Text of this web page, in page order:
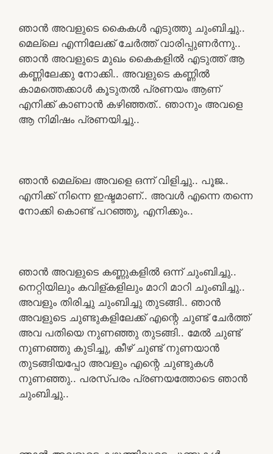
ഞാൻ അവളുടെ കൈകൾ എടുത്തു ചുംബിച്ചു..
മെല്ലെ എന്നിലേക്ക് ചേർത്ത് വാരിപ്പുണർന്നു..
ഞാൻ അവളുടെ മുഖം കൈകളിൽ എടുത്ത് ആ
കണ്ണിലേക്കു നോക്കി.. അവളുടെ കണ്ണിൽ
കാമത്തെക്കാൾ കൂടുതൽ പ്രണയം ആണ്
എനിക്ക് കാണാൻ കഴിഞ്ഞത്.. ഞാനും അവളെ
ആ നിമിഷം പ്രണയിച്ചു..
ഞാൻ മെല്ലെ അവളെ ഒന്ന് വിളിച്ചു.. പൂജ..
എനിക്ക് നിന്നെ ഇഷ്ടമാണ്.. അവൾ എന്നെ തന്നെ
നോക്കി കൊണ്ട് പറഞ്ഞു, എനിക്കും..
ഞാൻ അവളുടെ കണ്ണുകളിൽ ഒന്ന് ചുംബിച്ചു..
നെറ്റിയിലും കവിള്കളിലും മാറി മാറി ചുംബിച്ചു..
അവളും തിരിച്ചു ചുംബിച്ചു തുടങ്ങി.. ഞാൻ
അവളുടെ ചുണ്ടുകളിലേക്ക് എന്റെ ചുണ്ട് ചേർത്ത്
അവ പതിയെ നുണഞ്ഞു തുടങ്ങി.. മേൽ ചുണ്ട്
നുണഞ്ഞു കുടിച്ചു, കീഴ് ചുണ്ട് നുണയാൻ
തുടങ്ങിയപ്പോ അവളും എന്റെ ചുണ്ടുകൾ
നുണഞ്ഞു.. പരസ്പരം പ്രണയത്തോടെ ഞാൻ
ചുംബിച്ചു..